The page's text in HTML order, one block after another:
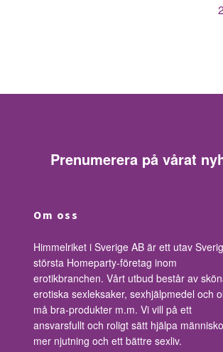
Prenumerera på vårat
Om oss
Himmelriket i Sverige AB är ett utav
största Homeparty-företag inom
erotikbranchen. Vårt utbud består av
erotiska sexleksaker, sexhjälpmedel och
må bra-produkter m.m. Vi vill på ett
ansvarsfullt och roligt sätt hjälpa
mer njutning och ett bättre sexliv.